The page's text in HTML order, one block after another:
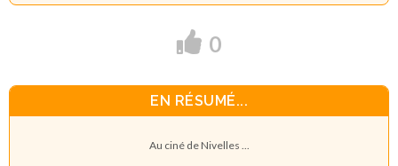
0
EN RÉSUMÉ...
Au ciné de Nivelles ...